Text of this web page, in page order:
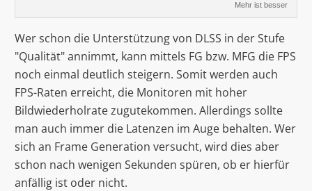
Mehr ist besser
Wer schon die Unterstützung von DLSS in der Stufe
"Qualität" annimmt, kann mittels FG bzw. MFG die FPS
noch einmal deutlich steigern. Somit werden auch
FPS-Raten erreicht, die Monitoren mit hoher
Bildwiederholrate zugutekommen. Allerdings sollte
man auch immer die Latenzen im Auge behalten. Wer
sich an Frame Generation versucht, wird dies aber
schon nach wenigen Sekunden spüren, ob er hierfür
anfällig ist oder nicht.